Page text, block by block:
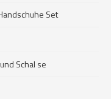
Set
Schal se